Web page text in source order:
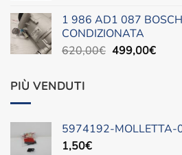
era:
490,00€.
è:
1 986 AD1 087
CONDIZIONATA
620,00€ Il
499,00€Il
PIÙ VENDUTI
5974192-
1,50€